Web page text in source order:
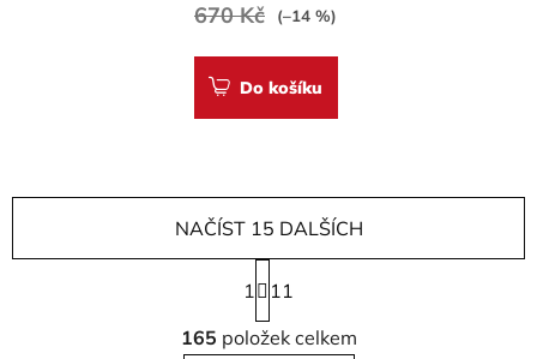
670 Kč (–14 %)
Do košíku
O
v
NAČÍST 15 DALŠÍCH
S
t
r
á
1
11
165 položek celkem